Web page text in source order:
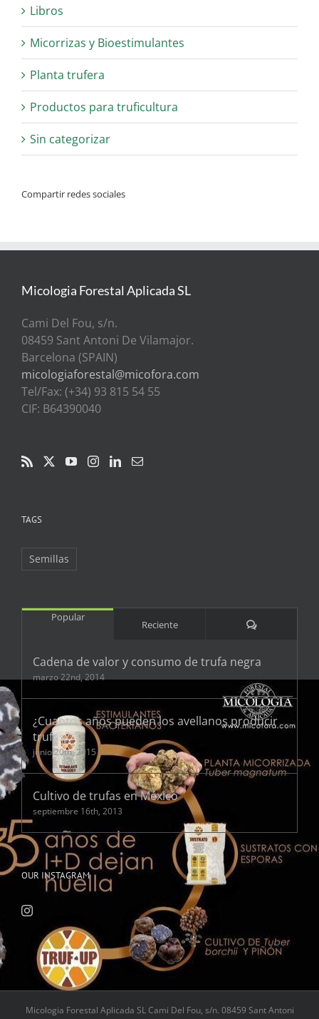
Libros
Micorrizas y Bioestimulantes
Planta trufera
Productos para truficultura
Sin categorizar
Compartir redes sociales
Micologia Forestal Aplicada SL
Cami Del Fou, s/n.
08459 Sant Antoni De Vilamajor.
Barcelona (SPAIN)
micologiaforestal@micofora.com
Tel/Fax: (+34) 93 815 54 55
CIF: B64390040
TAGS
Semillas
Popular
Reciente Comentarios
Cadena de valor y consumo de trufa negra
marzo 22nd, 2014
¿Cuantos años pueden los avellanos producir
trufas?
junio 20th, 2015
Cultivo de trufas en México
septiembre 16th, 2013
OUR INSTAGRAM
Micologia Forestal Aplicada SL Cami Del Fou, s/n. 08459 Sant Antoni